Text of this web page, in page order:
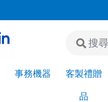
事務機器 客製禮贈
品